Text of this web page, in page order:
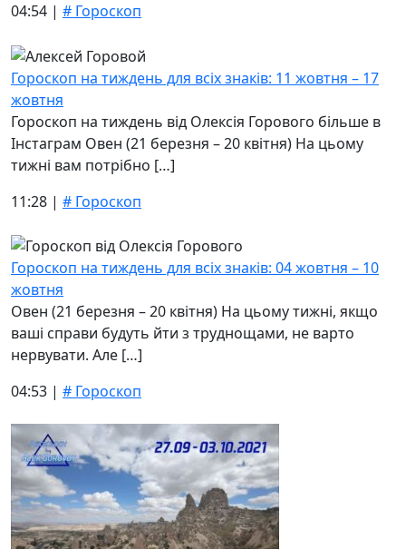
04:54 | # Гороскоп
Гороскоп на тиждень для всіх знаків: 11 жовтня – 17
жовтня
Гороскоп на тиждень від Олексія Горового більше в
Інстаграм Овен (21 березня – 20 квітня) На цьому
тижні вам потрібно […]
11:28 | # Гороскоп
Гороскоп на тиждень для всіх знаків: 04 жовтня – 10
жовтня
Овен (21 березня – 20 квітня) На цьому тижні, якщо
ваші справи будуть йти з труднощами, не варто
нервувати. Але […]
04:53 | # Гороскоп